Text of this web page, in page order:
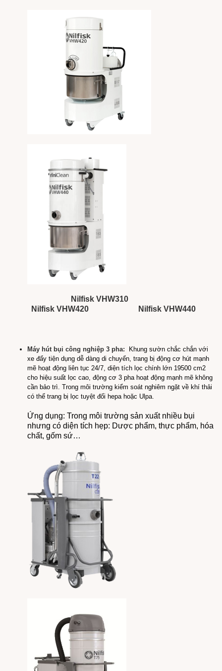
Nilfisk VHW310
Nilfisk VHW420
Nilfisk VHW440
Máy hút bụi công nghiệp 3 pha:
Khung sườn chắc chắn với
xe đẩy tiện dụng dễ dàng di chuyển, trang bị động cơ hút mạnh
mẽ hoạt động liên tục 24/7, diện tích lọc chính lớn 19500 cm2
cho hiệu suất lọc cao, động cơ 3 pha hoạt động mạnh mẽ không
cần bảo trì. Trong môi trường kiểm soát nghiêm ngặt về khí thải
có thể trang bị lọc tuyệt đối hepa hoặc Ulpa.
Ứng dụng: Trong môi trường sản xuất nhiều bụi
nhưng có diện tích hẹp: Dược phẩm, thực phẩm, hóa
chất, gốm sứ…